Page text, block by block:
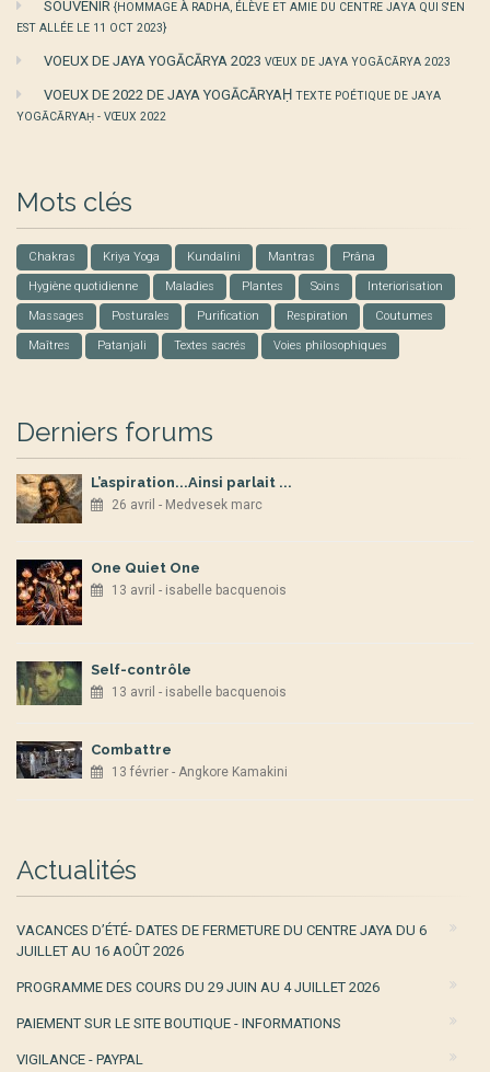
SOUVENIR {HOMMAGE À RADHA, ÉLÈVE ET AMIE DU CENTRE JAYA QUI S'EN
EST ALLÉE LE 11 OCT 2023}
VOEUX DE JAYA YOGĀCĀRYA 2023 VŒUX DE JAYA YOGĀCĀRYA 2023
VOEUX DE 2022 DE JAYA YOGĀCĀRYAḤ TEXTE POÉTIQUE DE JAYA
YOGĀCĀRYAḤ - VŒUX 2022
Mots clés
Chakras Kriya Yoga Kundalini Mantras Prâna
Hygiène quotidienne Maladies Plantes Soins Interiorisation
Massages Posturales Purification Respiration Coutumes
Maîtres Patanjali Textes sacrés Voies philosophiques
Derniers forums
L’aspiration...Ainsi parlait ...
26 avril - Medvesek marc
One Quiet One
13 avril - isabelle bacquenois
Self-contrôle
13 avril - isabelle bacquenois
Combattre
13 février - Angkore Kamakini
Actualités
VACANCES D’ÉTÉ- DATES DE FERMETURE DU CENTRE JAYA DU 6
JUILLET AU 16 AOÛT 2026
PROGRAMME DES COURS DU 29 JUIN AU 4 JUILLET 2026
PAIEMENT SUR LE SITE BOUTIQUE - INFORMATIONS
VIGILANCE - PAYPAL